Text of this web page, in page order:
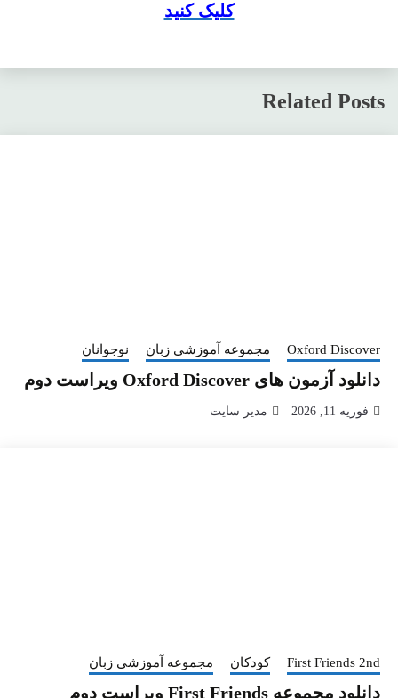
کلیک کنید
Related Posts
Oxford Discover مجموعه آموزشی زبان نوجوانان
دانلود آزمون های Oxford Discover ویراست دوم
فوریه 11, 2026 مدیر سایت
First Friends 2nd کودکان مجموعه آموزشی زبان
دانلود مجموعه First Friends ویراست دوم